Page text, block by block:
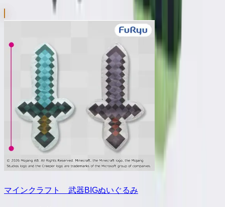
マインクラフト 武器BIGぬいぐるみ